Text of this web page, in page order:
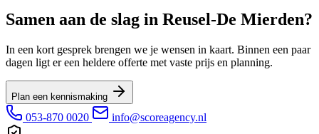
Samen aan de slag in Reusel-De Mierden?
In een kort gesprek brengen we je wensen in kaart. Binnen een paar
dagen ligt er een heldere offerte met vaste prijs en planning.
Plan een kennismaking
053-870 0020 info@scoreagency.nl